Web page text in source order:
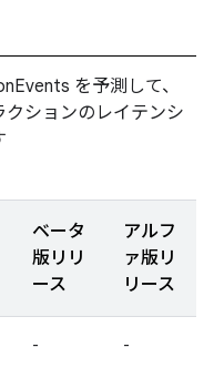
を予測して、
クションのレイテンシ
ベータ
版リリ
ース
アルフ
ァ版リ
リース
- -